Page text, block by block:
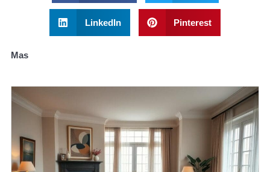
LinkedIn Pinterest
Mas